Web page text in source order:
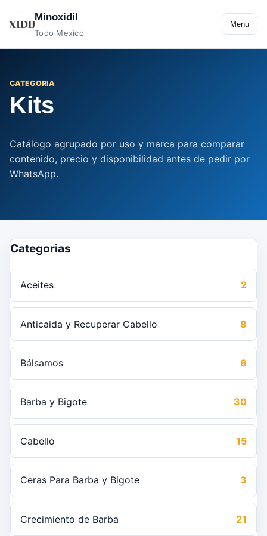
Minoxidil
Todo Mexico
Menu
CATEGORIA
Kits
Catálogo agrupado por uso y marca para comparar
contenido, precio y disponibilidad antes de pedir por
WhatsApp.
Categorias
Aceites 2
Anticaida y Recuperar Cabello 8
Bálsamos 6
Barba y Bigote 30
Cabello 15
Ceras Para Barba y Bigote 3
Crecimiento de Barba 21